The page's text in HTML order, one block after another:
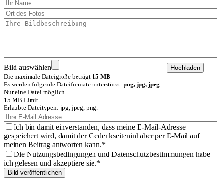
Bild auswählen
Die maximale Dateigröße beträgt 15 MB
Es werden folgende Dateiformate unterstützt: png, jpg, jpeg
Nur eine Datei möglich.
15 MB Limit.
Erlaubte Dateitypen: jpg, jpeg, png.
Ich bin damit einverstanden, dass meine E-Mail-Adresse
gespeichert wird, damit der Gedenkseiteninhaber per E-Mail auf
meinen Beitrag antworten kann.
Die Nutzungsbedingungen und Datenschutzbestimmungen habe
ich gelesen und akzeptiere sie.